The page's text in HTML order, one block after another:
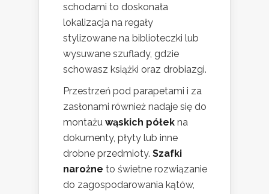
schodami to doskonała
lokalizacja na regały
stylizowane na biblioteczki lub
wysuwane szuflady, gdzie
schowasz książki oraz drobiazgi.
Przestrzeń pod parapetami i za
zasłonami również nadaje się do
montażu wąskich półek na
dokumenty, płyty lub inne
drobne przedmioty. Szafki
narożne to świetne rozwiązanie
do zagospodarowania kątów,